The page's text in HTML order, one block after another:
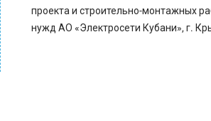
проекта и строительно-монтажных
нужд АО «Электросети Кубани», г.